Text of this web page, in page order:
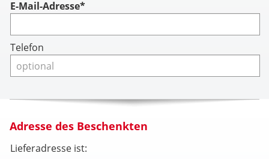
Account
E-Mail-Adresse*
Telefon
Adresse des Beschenkten
Lieferadresse ist: